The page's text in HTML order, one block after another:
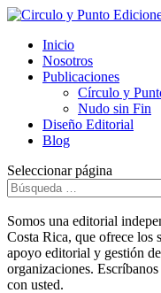
Inicio
Nosotros
Publicaciones
Círculo y
Nudo sin Fin
Diseño Editorial
Blog
Seleccionar página
Somos una editorial
Costa Rica, que ofrece los
apoyo editorial y gestión
organizaciones.
con usted.